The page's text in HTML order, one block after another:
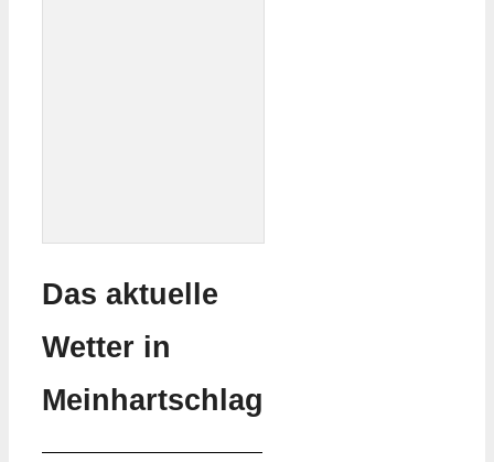
Das aktuelle
Wetter in
Meinhartschlag